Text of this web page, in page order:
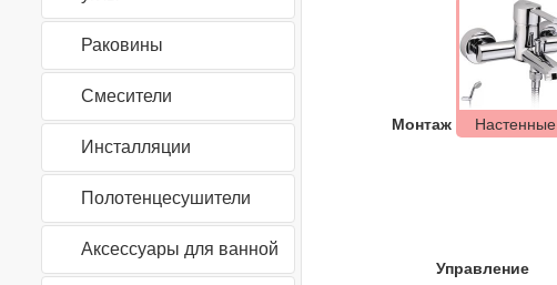
Раковины
Смесители
Инсталляции
Полотенцесушители
Аксессуары для ванной
Монтаж Настенные
Управление